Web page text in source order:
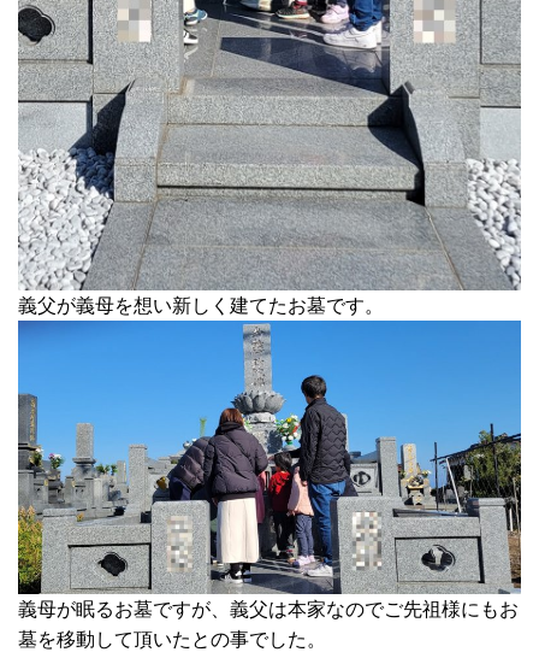
義父が義母を想い新しく建てたお墓です。
義母が眠るお墓ですが、義父は本家なのでご先祖様にもお
墓を移動して頂いたとの事でした。